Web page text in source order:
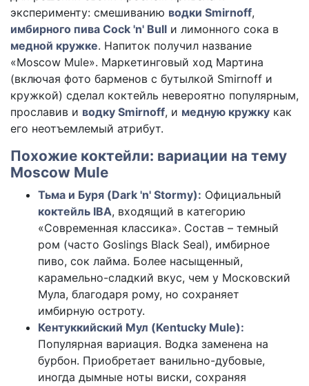
эксперименту: смешиванию водки Smirnoff,
имбирного пива Cock 'n' Bull и лимонного сока в
медной кружке. Напиток получил название
«Moscow Mule». Маркетинговый ход Мартина
(включая фото барменов с бутылкой Smirnoff и
кружкой) сделал коктейль невероятно популярным,
прославив и водку Smirnoff, и медную кружку как
его неотъемлемый атрибут.
Похожие коктейли: вариации на тему
Moscow Mule
Тьма и Буря (Dark 'n' Stormy): Официальный
коктейль IBA, входящий в категорию
«Современная классика». Состав – темный
ром (часто Goslings Black Seal), имбирное
пиво, сок лайма. Более насыщенный,
карамельно-сладкий вкус, чем у Московский
Мула, благодаря рому, но сохраняет
имбирную остроту.
Кентуккийский Мул (Kentucky Mule):
Популярная вариация. Водка заменена на
бурбон. Приобретает ванильно-дубовые,
иногда дымные ноты виски, сохраняя